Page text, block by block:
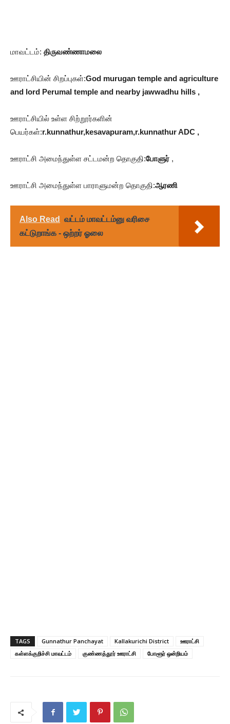
மாவட்டம்: திருவண்ணாமலை
ஊராட்சியின் சிறப்புகள்:God murugan temple and agriculture
and lord Perumal temple and nearby jawwadhu hills ,
ஊராட்சியில் உள்ள சிற்றூர்களின்
பெயர்கள்:r.kunnathur,kesavapuram,r.kunnathur ADC ,
ஊராட்சி அமைந்துள்ள சட்டமன்ற தொகுதி:போளுர் ,
ஊராட்சி அமைந்துள்ள பாராளுமன்ற தொகுதி:ஆரணி
Also Read
வட்டம் மாவட்டம்னு வரிசை
கட்டுறாங்க - ஒற்றர் ஓலை
TAGS Gunnathur Panchayat Kallakurichi District
ஊராட்சி
கள்ளக்குறிச்சி மாவட்டம்
குண்ணத்தூர் ஊராட்சி போளூர் ஒன்றியம்